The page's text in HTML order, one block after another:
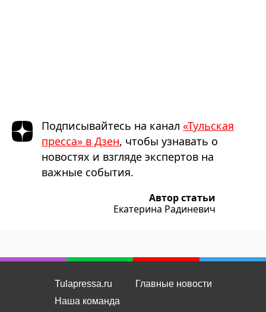
Подписывайтесь на канал «Тульская
пресса» в Дзен, чтобы узнавать о
новостях и взгляде экспертов на
важные события.
Автор статьи
Екатерина Радиневич
Tulapressa.ru
Наша команда
Главные новости